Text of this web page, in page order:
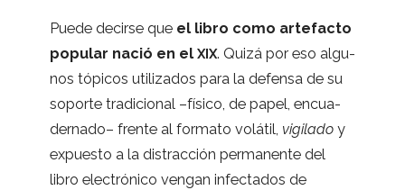
Puede decirse que el libro como arte­facto
popu­lar nació en el XIX. Quizá por eso algu­
nos tópi­cos uti­li­za­dos para la defensa de su
soporte tra­di­cio­nal –físico, de papel, encua­
der­nado– frente al for­mato volá­til, vigi­ladoy
expuesto a la dis­trac­ción per­ma­nente del
libro elec­tró­nico ven­gan infec­ta­dos de